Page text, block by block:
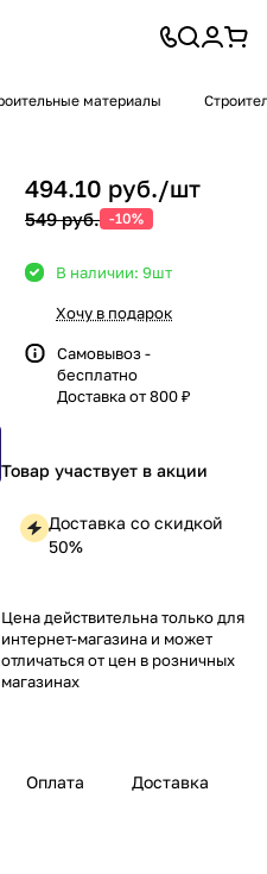
материалы
494.10 руб./шт
549 руб. -10%
В наличии: 9шт
Хочу в подарок
Самовывоз -
бесплатно
Доставка от 800 ₽
Товар участвует в акции
Доставка со скидкой
50%
Цена действительна только для
интернет-магазина и может
отличаться от цен в розничных
магазинах
Оплата Доставка